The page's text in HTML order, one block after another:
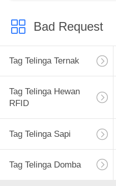
Bad Request
Tag Telinga Ternak
Tag Telinga Hewan
RFID
Tag Telinga Sapi
Tag Telinga Domba